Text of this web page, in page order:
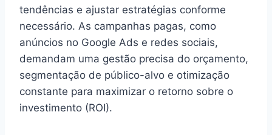
tendências e ajustar estratégias conforme
necessário. As campanhas pagas, como
anúncios no Google Ads e redes sociais,
demandam uma gestão precisa do orçamento,
segmentação de público-alvo e otimização
constante para maximizar o retorno sobre o
investimento (ROI).